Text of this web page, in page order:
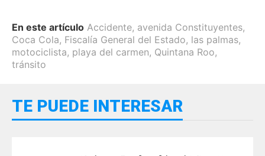
En este artículo Accidente, avenida Constituyentes,
Coca Cola, Fiscalía General del Estado, las palmas,
motociclista, playa del carmen, Quintana Roo,
tránsito
TE PUEDE INTERESAR